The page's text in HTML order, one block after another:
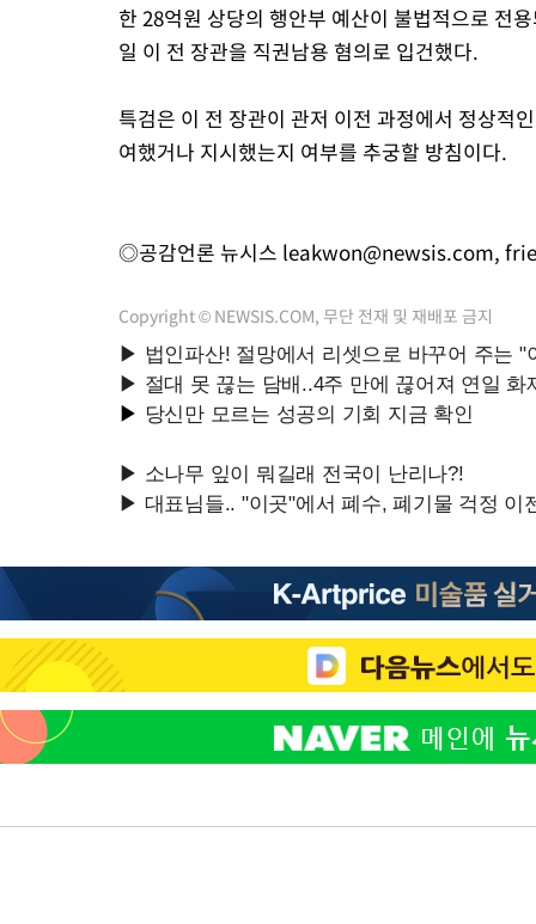
한 28억원 상당의 행안부 예산이 불법적으로 전
일 이 전 장관을 직권남용 혐의로 입건했다.
특검은 이 전 장관이 관저 이전 과정에서 정상적
여했거나 지시했는지 여부를 추궁할 방침이다.
◎공감언론 뉴시스 leakwon@newsis.com,
Copyright © NEWSIS.COM, 무단 전재 및 재배포 금지